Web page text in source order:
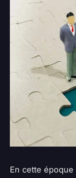
En cette époque